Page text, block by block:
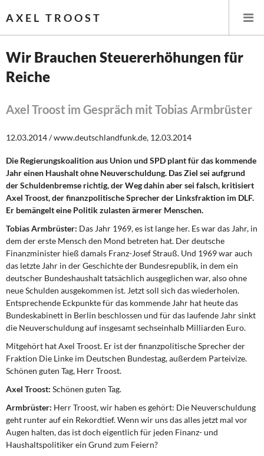
AXEL TROOST
Startseite
Themen
Leitlinien linker Wirtschafts- und Finanzpolitik
Wirtschaftspolitik
Steuer- und Finanzpolitik
Öffentliche Infrastruktur und Daseinsvorsorge
Eurokrise und Griechenland
DIE LINKE
Weitere Themen
Memo-Gruppe
Institut Solidarische Moderne
Rosa-Luxemburg-Stiftung
Über mich
Kontakt
Wir Brauchen Steuererhöhungen für
Reiche
Axel Troost im Gespräch mit Tobias Armbrüster
12.03.2014 / www.deutschlandfunk.de, 12.03.2014
Die Regierungskoalition aus Union und SPD plant für das kommende
Jahr einen Haushalt ohne Neuverschuldung. Das Ziel sei aufgrund
der Schuldenbremse richtig, der Weg dahin aber sei falsch, kritisiert
Axel Troost, der finanzpolitische Sprecher der Linksfraktion im DLF.
Er bemängelt eine Politik zulasten ärmerer Menschen.
Tobias Armbrüster: Das Jahr 1969, es ist lange her. Es war das Jahr, in
dem der erste Mensch den Mond betreten hat. Der deutsche
Finanzminister hieß damals Franz-Josef Strauß. Und 1969 war auch
das letzte Jahr in der Geschichte der Bundesrepublik, in dem ein
deutscher Bundeshaushalt tatsächlich ausgeglichen war, also ohne
neue Schulden ausgekommen ist. Jetzt soll sich das wiederholen.
Entsprechende Eckpunkte für das kommende Jahr hat heute das
Bundeskabinett in Berlin beschlossen und für das laufende Jahr sinkt
die Neuverschuldung auf insgesamt sechseinhalb Milliarden Euro.
Mitgehört hat Axel Troost. Er ist der finanzpolitische Sprecher der
Fraktion Die Linke im Deutschen Bundestag, außerdem Parteivize.
Schönen guten Tag, Herr Troost.
Axel Troost: Schönen guten Tag.
Armbrüster: Herr Troost, wir haben es gehört: Die Neuverschuldung
geht runter auf ein Rekordtief. Wenn wir uns das alles jetzt mal vor
Augen halten, das ist doch eigentlich für jeden Finanz- und
Haushaltspolitiker ein Grund zum Feiern?